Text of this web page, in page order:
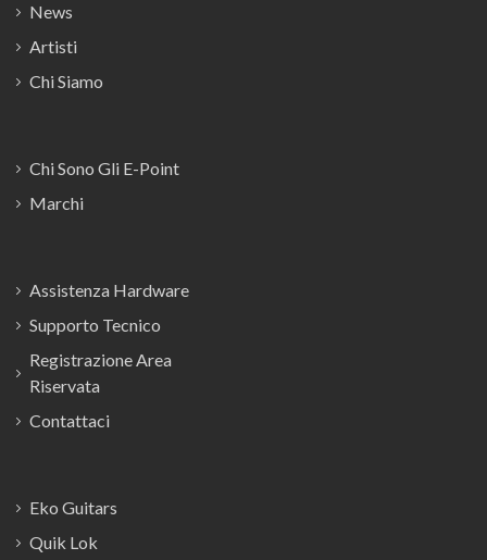
News
Artisti
Chi Siamo
Chi Sono Gli E-Point
Marchi
Assistenza Hardware
Supporto Tecnico
Registrazione Area
Riservata
Contattaci
Eko Guitars
Quik Lok